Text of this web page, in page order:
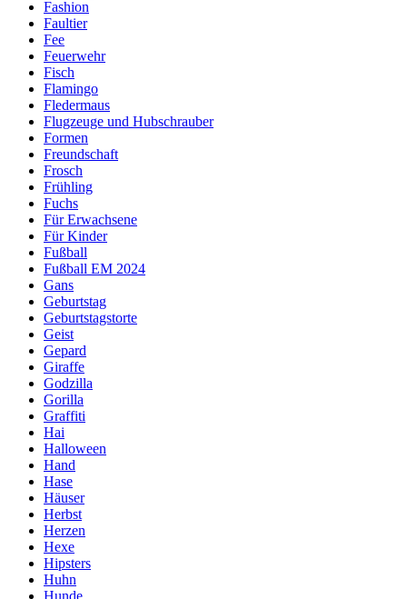
Fashion
Faultier
Fee
Feuerwehr
Fisch
Flamingo
Fledermaus
Flugzeuge und Hubschrauber
Formen
Freundschaft
Frosch
Frühling
Fuchs
Für Erwachsene
Für Kinder
Fußball
Fußball EM 2024
Gans
Geburtstag
Geburtstagstorte
Geist
Gepard
Giraffe
Godzilla
Gorilla
Graffiti
Hai
Halloween
Hand
Hase
Häuser
Herbst
Herzen
Hexe
Hipsters
Huhn
Hunde